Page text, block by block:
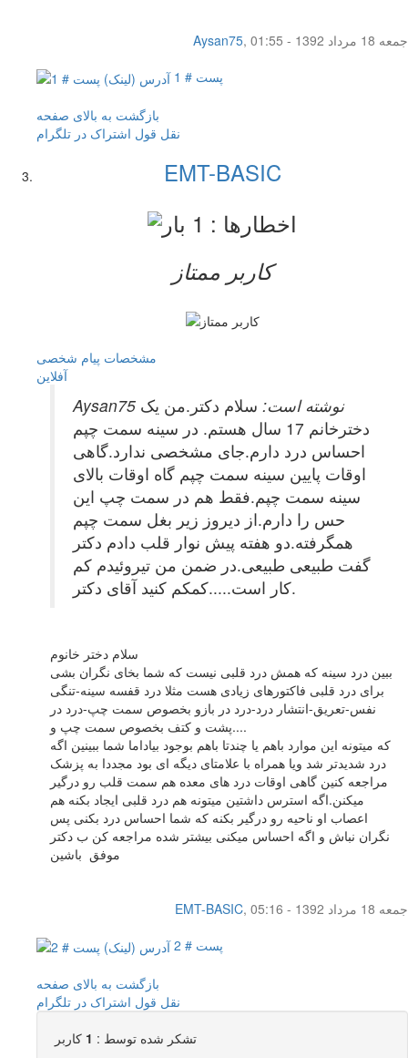
Aysan75,
جمعه 18 مرداد 1392 - 01:55
پست # 1
بازگشت به بالای صفحه
نقل قول اشتراک در تلگرام
EMT-BASIC
کاربر ممتاز
مشخصات پیام شخصی
آفلاين
Aysan75 نوشته است: سلام دکتر.من یک
دخترخانم 17 سال هستم. در سینه سمت چپم
احساس درد دارم.جای مشخصی ندارد.گاهی
اوقات پایین سینه سمت چپم گاه اوقات بالای
سینه سمت چپم.فقط هم در سمت چپ این
حس را دارم.از دیروز زیر بغل سمت چپم
همگرفته.دو هفته پیش نوار قلب دادم دکتر
گفت طبیعی طبیعی.در ضمن من تیروئیدم کم
کار است.....کمکم کنید آقای دکتر.
سلام دختر خانوم
ببین درد سینه که همش درد قلبی نیست که شما بخای نگران بشی
برای درد قلبی فاکتورهای زیادی هست مثلا درد قفسه سینه-تنگی
نفس-تعریق-انتشار درد-درد در بازو بخصوص سمت چپ-درد در
پشت و کتف بخصوص سمت چپ و....
که میتونه این موارد باهم یا چندتا باهم بوجود بیاداما شما ببینین اگه
درد شدیدتر شد ویا همراه با علامتای دیگه ای بود مجددا به پزشک
مراجعه کنین گاهی اوقات درد های معده هم سمت قلب رو درگیر
میکنن.اگه استرس داشتین میتونه هم درد قلبی ایجاد بکنه هم
اعصاب او ناحیه رو درگیر بکنه که شما احساس درد بکنی پس
نگران نباش و اگه احساس میکنی بیشتر شده مراجعه کن ب دکتر
موفق باشین
EMT-BASIC,
جمعه 18 مرداد 1392 - 05:16
پست # 2
بازگشت به بالای صفحه
نقل قول اشتراک در تلگرام
تشکر شده توسط : 1 کاربر